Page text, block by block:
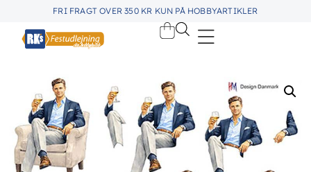
FRI FRAGT OVER 350 KR KUN PÅ HOBBYARTIKLER